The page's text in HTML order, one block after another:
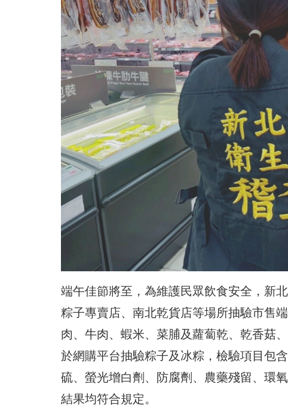
端午佳節將至，為維護民眾飲食安全，新
粽子專賣店、南北乾貨店等場所抽驗市售
肉、牛肉、蝦米、菜脯及蘿蔔乾、乾香菇
於網購平台抽驗粽子及冰粽，檢驗項目包
硫、螢光增白劑、防腐劑、農藥殘留、環
結果均符合規定。